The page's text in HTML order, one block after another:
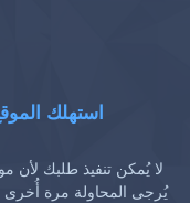
استهلك
لا يُمكن تنفيذ طلبك لأن
يُرجى المحاولة مرة أُخرى